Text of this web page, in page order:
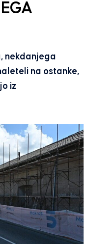
nekdanjega
na ostanke,
iz